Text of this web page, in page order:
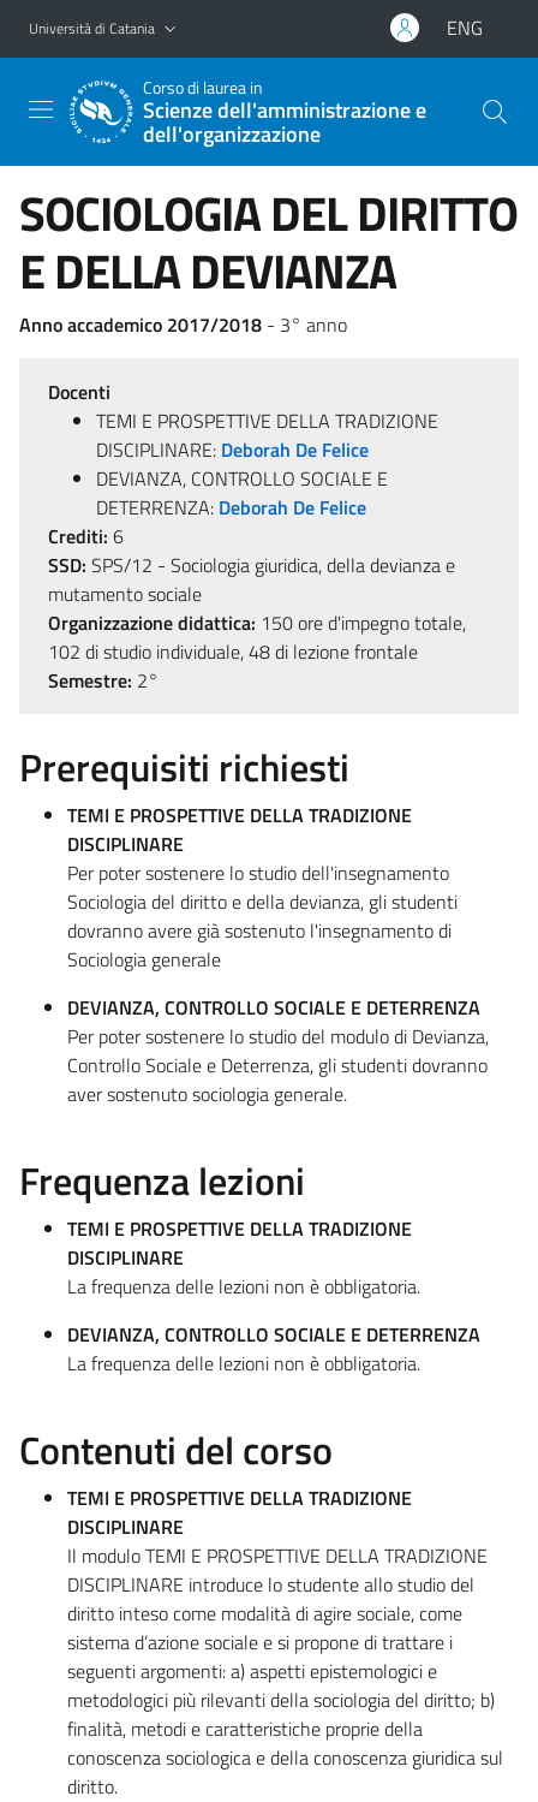
Vai al contenuto principale
Vai al menu di navigazione
Università di Catania ENG
Corso di laurea in
Scienze dell'amministrazione e
dell'organizzazione
SOCIOLOGIA DEL DIRITTO
E DELLA DEVIANZA
Anno accademico 2017/2018 - 3° anno
Docenti
TEMI E PROSPETTIVE DELLA TRADIZIONE
DISCIPLINARE: Deborah De Felice
DEVIANZA, CONTROLLO SOCIALE E
DETERRENZA: Deborah De Felice
Crediti: 6
SSD: SPS/12 - Sociologia giuridica, della devianza e
mutamento sociale
Organizzazione didattica: 150 ore d'impegno totale,
102 di studio individuale, 48 di lezione frontale
Semestre: 2°
Prerequisiti richiesti
TEMI E PROSPETTIVE DELLA TRADIZIONE
DISCIPLINARE
Per poter sostenere lo studio dell'insegnamento
Sociologia del diritto e della devianza, gli studenti
dovranno avere già sostenuto l'insegnamento di
Sociologia generale
DEVIANZA, CONTROLLO SOCIALE E DETERRENZA
Per poter sostenere lo studio del modulo di Devianza,
Controllo Sociale e Deterrenza, gli studenti dovranno
aver sostenuto sociologia generale.
Frequenza lezioni
TEMI E PROSPETTIVE DELLA TRADIZIONE
DISCIPLINARE
La frequenza delle lezioni non è obbligatoria.
DEVIANZA, CONTROLLO SOCIALE E DETERRENZA
La frequenza delle lezioni non è obbligatoria.
Contenuti del corso
TEMI E PROSPETTIVE DELLA TRADIZIONE
DISCIPLINARE
Il modulo TEMI E PROSPETTIVE DELLA TRADIZIONE
DISCIPLINARE introduce lo studente allo studio del
diritto inteso come modalità di agire sociale, come
sistema d’azione sociale e si propone di trattare i
seguenti argomenti: a) aspetti epistemologici e
metodologici più rilevanti della sociologia del diritto; b)
finalità, metodi e caratteristiche proprie della
conoscenza sociologica e della conoscenza giuridica sul
diritto.